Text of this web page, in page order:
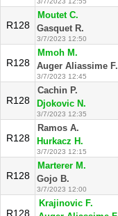
R128
Moutet C.
Gasquet R.
3/7/2023 12:50
R128
Mmoh M.
Auger Aliassime F.
3/7/2023 12:45
R128
Cachin P.
Djokovic N.
3/7/2023 12:35
R128
Ramos A.
Hurkacz H.
3/7/2023 12:15
R128
Marterer M.
Gojo B.
3/7/2023 12:00
R128
Krajinovic F.